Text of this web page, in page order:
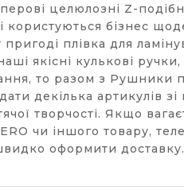
целюлозні Z-
користуються бізнес
плівка для
якісні кулькові
то разом з Рушники
декілька артикулів
творчості. Якщо
чи іншого товару,
оформити доставку.